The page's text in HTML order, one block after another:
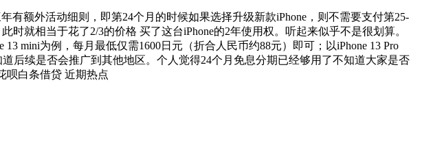
额外活动细则，即第24个月的时候如果选择升级新款iPhone，则不需要支付第25-
就相当于花了2/3的价格 买了这台iPhone的2年使用权。听起来似乎不是很划算。
mini为例，每月最低仅需1600日元（折合人民币约88元）即可；以iPhone 13 Pro
后续是否会推广到其他地区。个人觉得24个月免息分期已经够用了不知道大家是否
呗白条借贷 近期热点